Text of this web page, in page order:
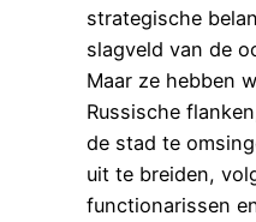
strategische
slagveld van de
Maar ze hebben
Russische
de stad te
uit te breiden,
functionarissen